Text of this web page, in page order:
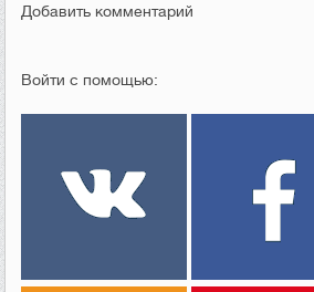
Добавить комментарий
Войти с помощью: